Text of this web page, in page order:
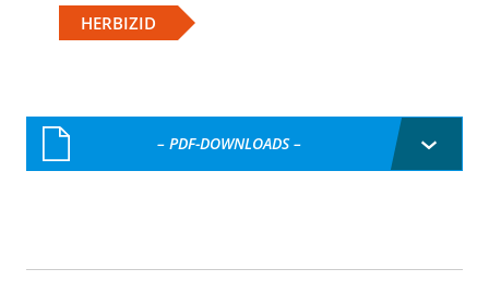
HERBIZID
– PDF-DOWNLOADS –